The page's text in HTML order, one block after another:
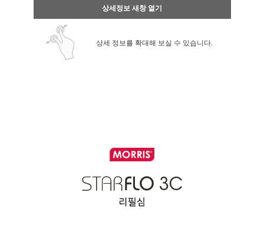
상세정보 새창 열기
상세 정보를 확대해 보실 수 있습니다.